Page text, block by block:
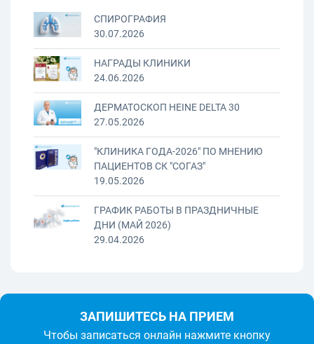
СПИРОГРАФИЯ
30.07.2026
НАГРАДЫ КЛИНИКИ
24.06.2026
ДЕРМАТОСКОП HEINE DELTA 30
27.05.2026
"КЛИНИКА ГОДА-2026" ПО МНЕНИЮ
ПАЦИЕНТОВ СК "СОГАЗ"
19.05.2026
ГРАФИК РАБОТЫ В ПРАЗДНИЧНЫЕ
ДНИ (МАЙ 2026)
29.04.2026
ЗАПИШИТЕСЬ НА ПРИЕМ
Чтобы записаться онлайн нажмите кнопку